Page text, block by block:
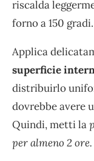
riscalda
forno a 150 gradi.
Applica
superficie
distribuirlo
dovrebbe avere
Quindi, metti la
per almeno 2 ore.